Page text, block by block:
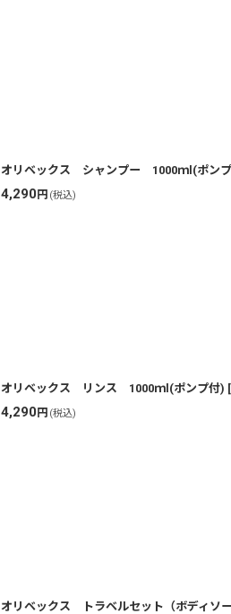
オリベックス シャンプー 1000ｍl(ポン
4,290円 (税込)
オリベックス リンス 1000ｍl(ポンプ付) [
4,290円 (税込)
オリベックス トラベルセット（ボディソ